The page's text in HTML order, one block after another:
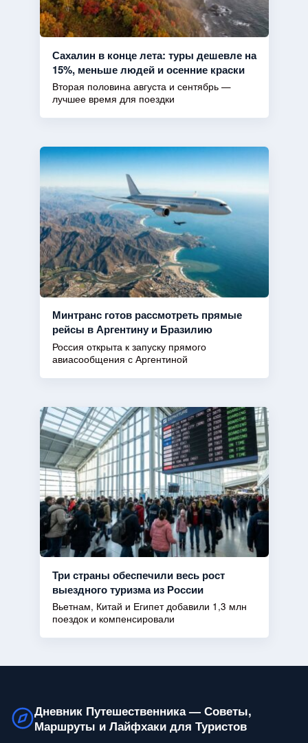
Сахалин в конце лета: туры дешевле на
15%, меньше людей и осенние краски
Вторая половина августа и сентябрь —
лучшее время для поездки
Минтранс готов рассмотреть прямые
рейсы в Аргентину и Бразилию
Россия открыта к запуску прямого
авиасообщения с Аргентиной
Три страны обеспечили весь рост
выездного туризма из России
Вьетнам, Китай и Египет добавили 1,3 млн
поездок и компенсировали
Дневник Путешественника — Советы,
Маршруты и Лайфхаки для Туристов